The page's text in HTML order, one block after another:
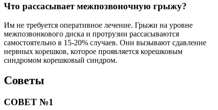
Что рассасывает межпозвоночную грыжу?
Им не требуется оперативное лечение. Грыжи на уровне
межпозвонкового диска и протрузии рассасываются
самостоятельно в 15-20% случаев. Они вызывают сдавление
нервных корешков, которое проявляется корешковым
синдромом корешковый синдром.
Советы
СОВЕТ №1